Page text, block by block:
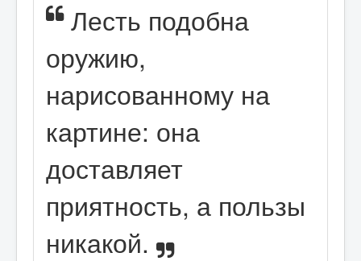
Поиск
Лесть подобна
оружию,
нарисованному на
картине: она
доставляет
приятность, а пользы
никакой.